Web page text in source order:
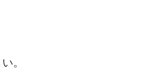
。